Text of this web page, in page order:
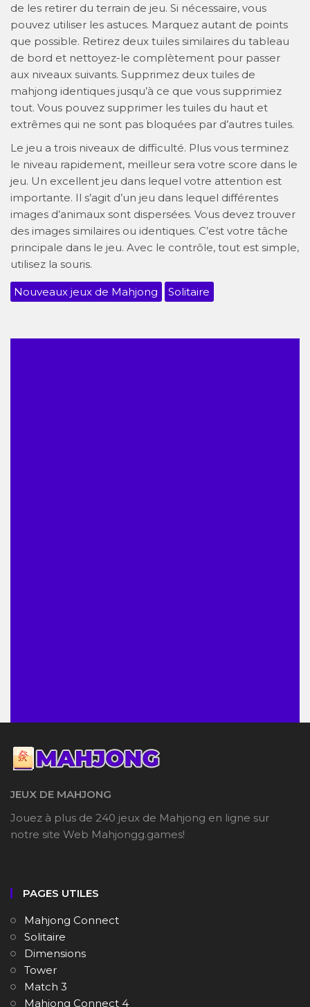
de les retirer du terrain de jeu. Si nécessaire, vous
pouvez utiliser les astuces. Marquez autant de points
que possible. Retirez deux tuiles similaires du tableau
de bord et nettoyez-le complètement pour passer
aux niveaux suivants. Supprimez deux tuiles de
mahjong identiques jusqu’à ce que vous supprimiez
tout. Vous pouvez supprimer les tuiles du haut et
extrêmes qui ne sont pas bloquées par d’autres tuiles.
Le jeu a trois niveaux de difficulté. Plus vous terminez
le niveau rapidement, meilleur sera votre score dans le
jeu. Un excellent jeu dans lequel votre attention est
importante. Il s’agit d’un jeu dans lequel différentes
images d’animaux sont dispersées. Vous devez trouver
des images similaires ou identiques. C’est votre tâche
principale dans le jeu. Avec le contrôle, tout est simple,
utilisez la souris.
Nouveaux jeux de Mahjong Solitaire
JEUX DE MAHJONG
Jouez à plus de 240 jeux de Mahjong en ligne sur
notre site Web Mahjongg.games!
PAGES UTILES
Mahjong Connect
Solitaire
Dimensions
Tower
Match 3
Mahjong Connect 4